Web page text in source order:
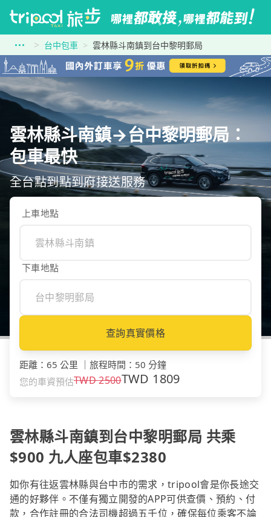
台中包車 雲林縣斗南鎮到台中黎明郵局
雲林縣斗南鎮→台中黎明郵局：
包車最快
全台點到點到府接送服務
上車地點
下車地點
查詢真實價格
距離 ： 65 公里 旅程時間 ： 50 分鐘
您的車資預估TWD2500TWD 1809
雲林縣斗南鎮到台中黎明郵局 共乘
$900 九人座包車$2380
如你有往返雲林縣與台中市的需求，tripool會是你長途交
通的好夥伴。不僅有獨立開發的APP可供查價、預約、付
款，合作註冊的合法司機超過五千位，確保每位乘客不論